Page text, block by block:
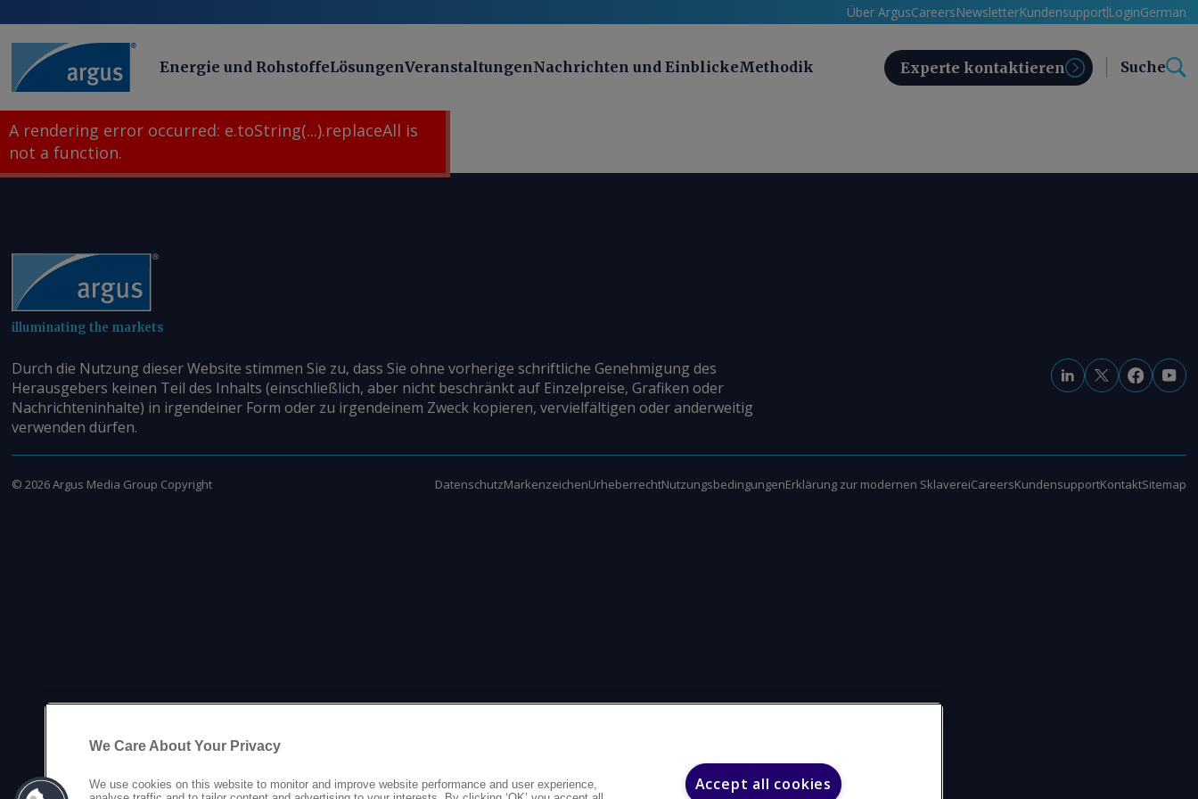
Über ArgusCareersNewsletterKundensupport LoginGerman
Energie und RohstoffeLösungenVeranstaltungenNachrichten und EinblickeMethodik Experte kontaktieren Suche
A rendering error occurred: e.toString(...).replaceAll is
not a function.
illuminating the markets
Durch die Nutzung dieser Website stimmen Sie zu, dass Sie ohne vorherige schriftliche Genehmigung des
Herausgebers keinen Teil des Inhalts (einschließlich, aber nicht beschränkt auf Einzelpreise, Grafiken oder
Nachrichteninhalte) in irgendeiner Form oder zu irgendeinem Zweck kopieren, vervielfältigen oder anderweitig
verwenden dürfen.
© 2026Argus Media Group Copyright DatenschutzMarkenzeichenUrheberrechtNutzungsbedingungenErklärung zur modernen SklavereiCareersKundensupportKontaktSitemap
We Care About Your Privacy
We use cookies on this website to monitor and improve website performance and user experience,
Accept all cookies